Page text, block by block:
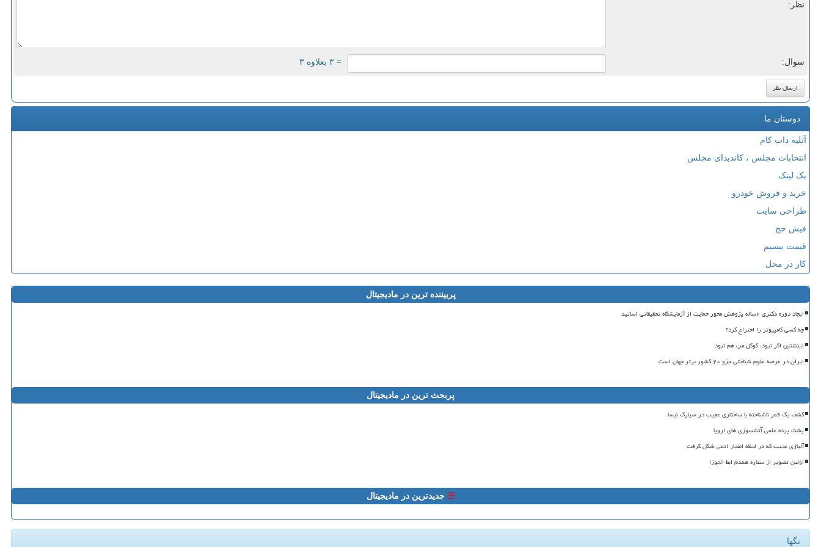
نظر:
سوال: = ۳ بعلاوه ۳
دوستان ما
آتلیه دات کام
انتخابات مجلس ، کاندیدای مجلس
بک لینک
خرید و فروش خودرو
طراحی سایت
فیش حج
قیمت بیسیم
کار در محل
پربیننده ترین در مادیجیتال
ایجاد دوره دکتری ۲ساله پژوهش محور حمایت از آزمایشگاه تحقیقاتی اساتید
چه کسی کامپیوتر را اختراع کرد؟
اینشتین اگر نبود، گوگل مپ هم نبود
ایران در عرصه علوم شناختی جزو ۲۰ کشور برتر جهان است
پربحث ترین در مادیجیتال
کشف یک قمر ناشناخته با ساختاری عجیب در سیارک نیسا
پشت پرده علمی آتشسوزی های اروپا
آلیاژی عجیب که در لحظه انفجار اتمی شکل گرفت
اولین تصویر از ستاره همدم ابط الجوزا
جدیدترین در مادیجیتال
تگها